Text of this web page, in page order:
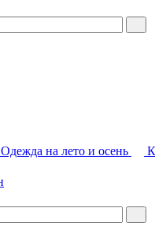
Одежда на лето и осень